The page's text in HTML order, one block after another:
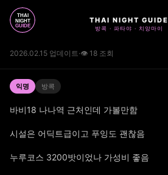
THAI NIGHT GUIDE
방콕 · 파타야 · 치앙마이
2026.02.15 업데이트·👁 18 조회
익명 방콕
바비18 나나역 근처인데 가볼만함
시설은 어딕트급이고 푸잉도 괜찮음
누루코스 3200밧이었나 가성비 좋음